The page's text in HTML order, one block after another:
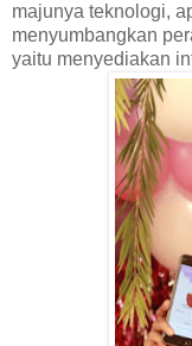
majunya teknologi,
menyumbangkan
yaitu menyediakan